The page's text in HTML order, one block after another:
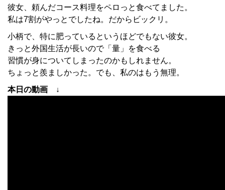
彼女、頼んだコース料理をペロっと食べてました。
私は7割がやっとでしたね。だからビックリ。
小柄で、特に肥っているというほどでもない彼女。
きっと外国生活が長いので「量」を食べる
習慣が身についてしまったのかもしれません。
ちょっと羨ましかった。でも、私のはもう無理。
本日の動画 ↓